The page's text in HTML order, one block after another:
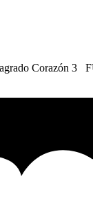
Corazón